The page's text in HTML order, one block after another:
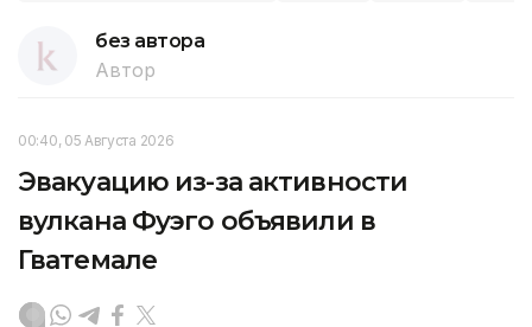
без автора
Автор
00:40, 05 Августа 2026
Эвакуацию из-за активности
вулкана Фуэго объявили в
Гватемале